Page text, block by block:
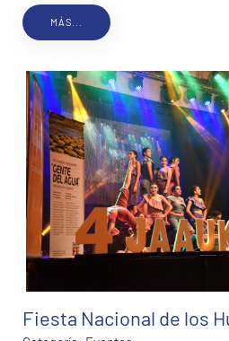
MÁS...
Fiesta Nacional de los